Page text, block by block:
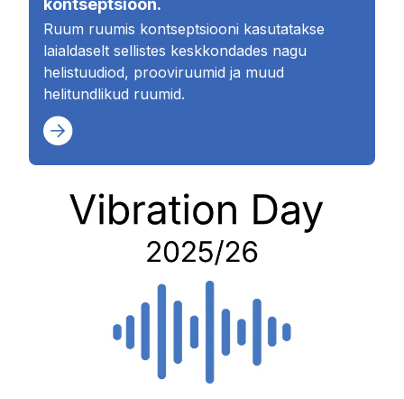
kontseptsioon.
Ruum ruumis kontseptsiooni kasutatakse
laialdaselt sellistes keskkondades nagu
helistuudiod, prooviruumid ja muud
helitundlikud ruumid.